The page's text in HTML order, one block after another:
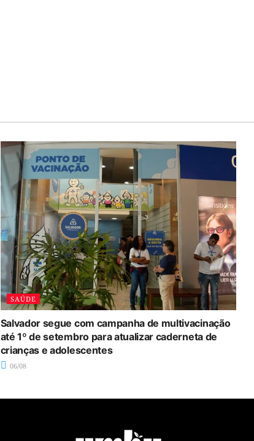
SAÚDE
Salvador segue com campanha de multivacinação
até 1º de setembro para atualizar caderneta de
crianças e adolescentes
06/08